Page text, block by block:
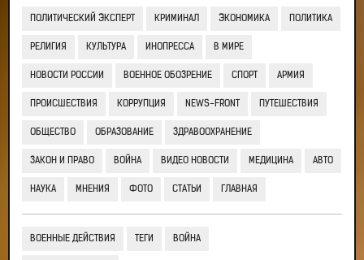
ПОЛИТИЧЕСКИЙ ЭКСПЕРТ КРИМИНАЛ ЭКОНОМИКА ПОЛИТИКА
РЕЛИГИЯ КУЛЬТУРА ИНОПРЕССА В МИРЕ
НОВОСТИ РОССИИ ВОЕННОЕ ОБОЗРЕНИЕ СПОРТ АРМИЯ
ПРОИСШЕСТВИЯ КОРРУПЦИЯ NEWS-FRONT ПУТЕШЕСТВИЯ
ОБЩЕСТВО ОБРАЗОВАНИЕ ЗДРАВООХРАНЕНИЕ
ЗАКОН И ПРАВО ВОЙНА ВИДЕО НОВОСТИ МЕДИЦИНА АВТО
НАУКА МНЕНИЯ ФОТО СТАТЬИ ГЛАВНАЯ
ВОЕННЫЕ ДЕЙСТВИЯ ТЕГИ ВОЙНА